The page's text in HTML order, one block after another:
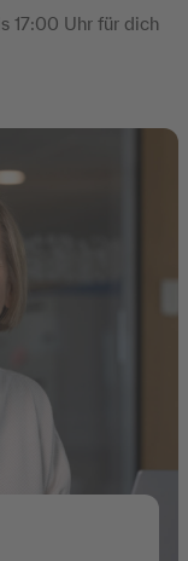
17:00 Uhr für dich